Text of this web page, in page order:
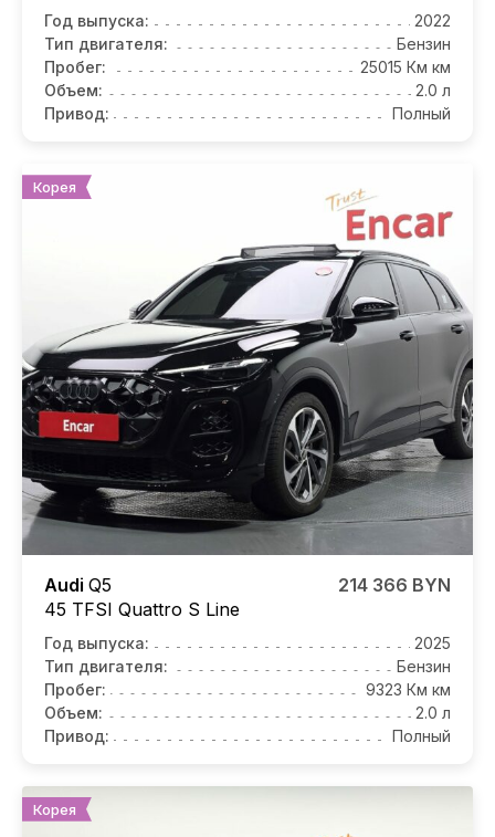
Год выпуска:
2022
Тип двигателя:
Бензин
Пробег:
25015 Км км
Объем:
2.0 л
Привод:
Полный
Корея
Audi Q5
45 TFSI Quattro S Line
214 366 BYN
Год выпуска:
2025
Тип двигателя:
Бензин
Пробег:
9323 Км км
Объем:
2.0 л
Привод:
Полный
Корея